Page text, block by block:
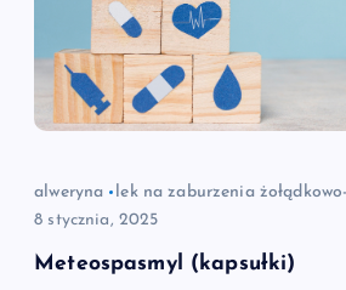
alweryna
lek na zaburzenia
8 stycznia, 2025
Meteospasmyl (kapsułki)